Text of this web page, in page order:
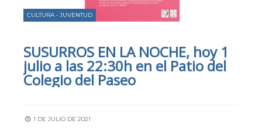
CULTURA • JUVENTUD
SUSURROS EN LA NOCHE, hoy 1
julio a las 22:30h en el Patio del
Colegio del Paseo
1 DE JULIO DE 2021